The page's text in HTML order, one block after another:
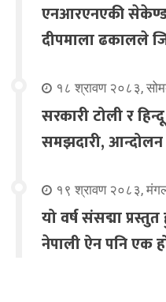
एनआरएनएकी
दीपमाला ढकालले
१८ श्रावण २०८३,
सरकारी टोली र
समझदारी, आन्दोलन
१९ श्रावण २०८३,
यो वर्ष संसद्मा
नेपाली ऐन पनि एक